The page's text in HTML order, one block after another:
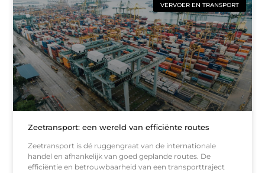
VERVOER EN TRANSPORT
Zeetransport: een wereld van efficiënte routes
Zeetransport is dé ruggengraat van de internationale
handel en afhankelijk van goed geplande routes. De
efficiëntie en betrouwbaarheid van een transporttraject